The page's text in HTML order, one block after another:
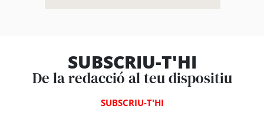
SUBSCRIU-T'HI
De la redacció al teu dispositiu
SUBSCRIU-T'HI